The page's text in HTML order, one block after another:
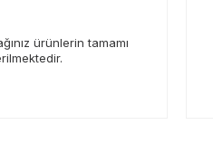
ürünlerin tamamı